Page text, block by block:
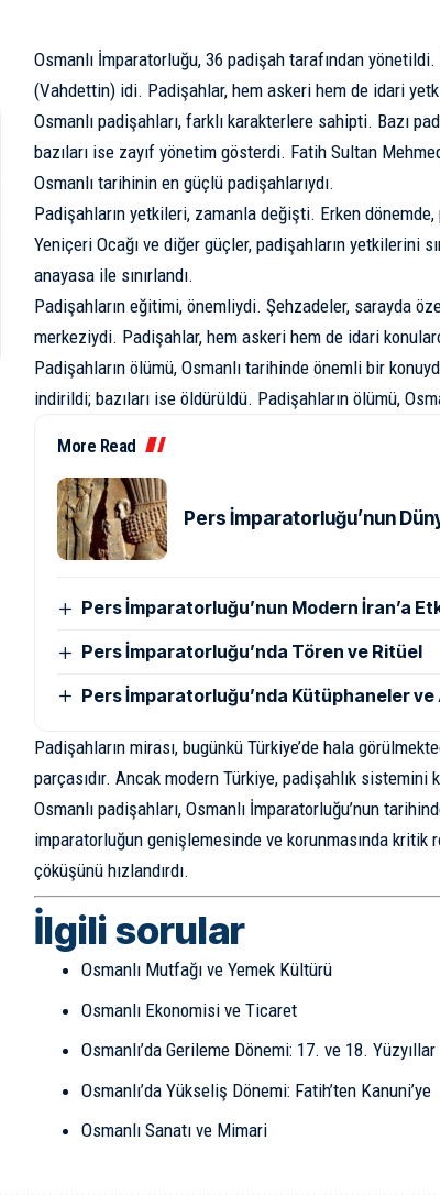
Osmanlı İmparatorluğu, 36 padişah tarafından
(Vahdettin) idi. Padişahlar, hem askeri hem de idari
Osmanlı padişahları, farklı karakterlere sahipti. Bazı
bazıları ise zayıf yönetim gösterdi. Fatih Sultan
Osmanlı tarihinin en güçlü padişahlarıydı.
Padişahların yetkileri, zamanla değişti. Erken
Yeniçeri Ocağı ve diğer güçler, padişahların yetkilerini
anayasa ile sınırlandı.
Padişahların eğitimi, önemliydi. Şehzadeler, sarayda
merkeziydi. Padişahlar, hem askeri hem de idari
Padişahların ölümü, Osmanlı tarihinde önemli bir
indirildi; bazıları ise öldürüldü. Padişahların ölümü,
More Read
Pers İmparatorluğu’nun
Pers İmparatorluğu’nun Modern İran’a
Pers İmparatorluğu’nda Tören ve Ritüel
Pers İmparatorluğu’nda Kütüphaneler
Padişahların mirası, bugünkü Türkiye’de hala
parçasıdır. Ancak modern Türkiye, padişahlık sistemini
Osmanlı padişahları, Osmanlı İmparatorluğu’nun
imparatorluğun genişlemesinde ve korunmasında
çöküşünü hızlandırdı.
İlgili sorular
Osmanlı Mutfağı ve Yemek Kültürü
Osmanlı Ekonomisi ve Ticaret
Osmanlı’da Gerileme Dönemi: 17. ve 18. Yüzyıllar
Osmanlı’da Yükseliş Dönemi: Fatih’ten Kanuni’ye
Osmanlı Sanatı ve Mimari